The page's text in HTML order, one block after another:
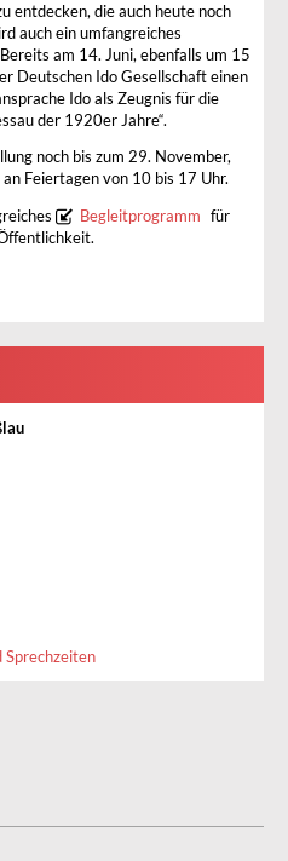
entdecken, die auch heute noch
auch ein umfangreiches
am 14. Juni, ebenfalls um 15
Deutschen Ido Gesellschaft einen
Ido als Zeugnis für die
der 1920er Jahre“.
noch bis zum 29. November,
Feiertagen von 10 bis 17 Uhr.
Begleitprogramm für